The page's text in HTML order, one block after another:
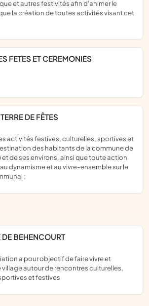
et autres festivités afin d'animer le
la création de toutes activités visant cet
FETES ET CEREMONIES
DE FÊTES
des habitants de la commune de
et de ses environs, ainsi que toute action
dynamisme et au vivre-ensemble sur le
;
DE BEHENCOURT
village autour de rencontres culturelles,
et festives